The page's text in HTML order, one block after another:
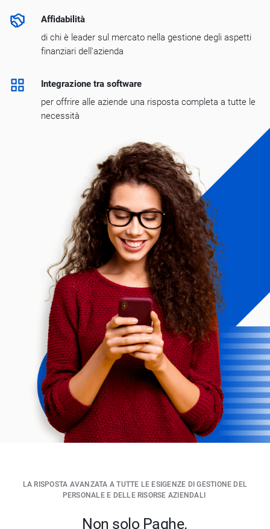
Affidabilità
di chi è leader sul mercato nella gestione degli aspetti
finanziari dell'azienda
Integrazione tra software
per offrire alle aziende una risposta completa a tutte le
necessità
LA RISPOSTA AVANZATA A TUTTE LE ESIGENZE DI GESTIONE DEL
PERSONALE E DELLE RISORSE AZIENDALI
Non solo Paghe.